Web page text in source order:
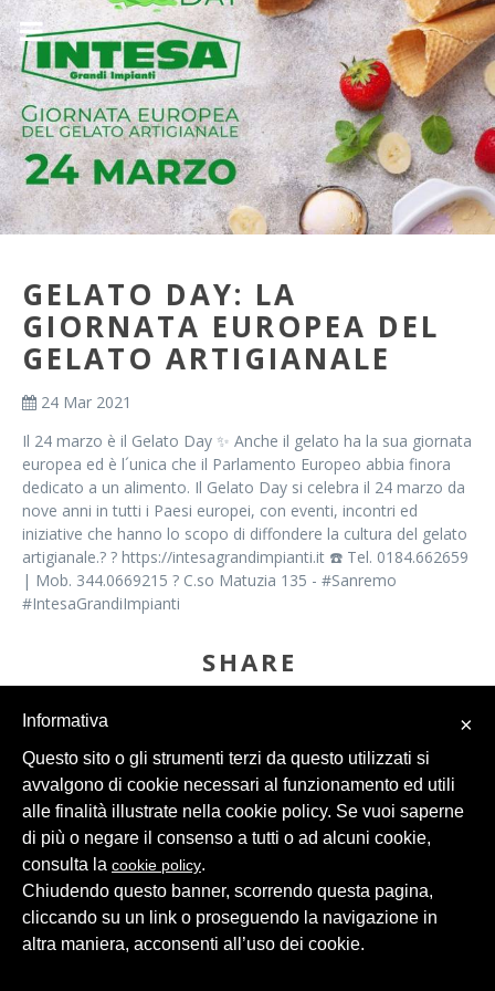
GELATO DAY: LA
GIORNATA EUROPEA DEL
GELATO ARTIGIANALE
24 Mar 2021
Il 24 marzo è il Gelato Day ✨ Anche il gelato ha la sua giornata
europea ed è l´unica che il Parlamento Europeo abbia finora
dedicato a un alimento. Il Gelato Day si celebra il 24 marzo da
nove anni in tutti i Paesi europei, con eventi, incontri ed
iniziative che hanno lo scopo di diffondere la cultura del gelato
artigianale.? ? https://intesagrandimpianti.it ☎️ Tel. 0184.662659
| Mob. 344.0669215 ? C.so Matuzia 135 - #Sanremo
#IntesaGrandiImpianti
SHARE
© 2026 Intesa Grandi Impianti Srl
×
Informativa
Questo sito o gli strumenti terzi da questo utilizzati si
avvalgono di cookie necessari al funzionamento ed utili
alle finalità illustrate nella cookie policy. Se vuoi saperne
di più o negare il consenso a tutti o ad alcuni cookie,
consulta la cookie policy.
Chiudendo questo banner, scorrendo questa pagina,
cliccando su un link o proseguendo la navigazione in
altra maniera, acconsenti all’uso dei cookie.